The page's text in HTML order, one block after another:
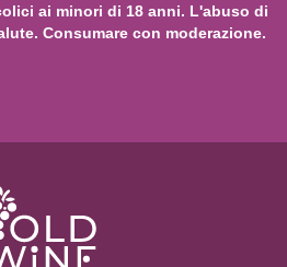
ai minori di 18 anni. L'abuso di
Consumare con moderazione.